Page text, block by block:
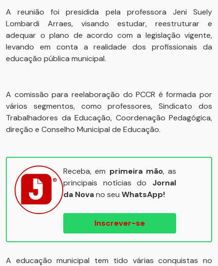
A reunião foi presidida pela professora Jeni Suely
Lombardi Arraes, visando estudar, reestruturar e
adequar o plano de acordo com a legislação vigente,
levando em conta a realidade dos profissionais da
educação pública municipal.
A comissão para reelaboração do PCCR é formada por
vários segmentos, como professores, Sindicato dos
Trabalhadores da Educação, Coordenação Pedagógica,
direção e Conselho Municipal de Educação.
Receba, em primeira mão, as
principais notícias do Jornal
da Novano seu WhatsApp!
Inscrever-se
A educação municipal tem tido várias conquistas no